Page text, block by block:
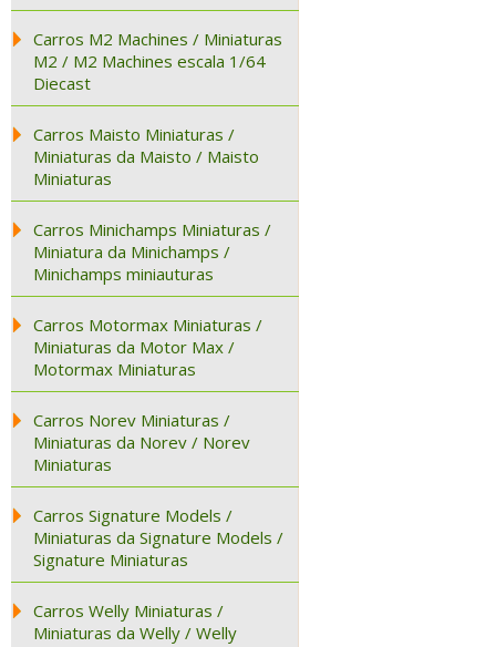
Carros M2 Machines / Miniaturas
M2 / M2 Machines escala 1/64
Diecast
Carros Maisto Miniaturas /
Miniaturas da Maisto / Maisto
Miniaturas
Carros Minichamps Miniaturas /
Miniatura da Minichamps /
Minichamps miniauturas
Carros Motormax Miniaturas /
Miniaturas da Motor Max /
Motormax Miniaturas
Carros Norev Miniaturas /
Miniaturas da Norev / Norev
Miniaturas
Carros Signature Models /
Miniaturas da Signature Models /
Signature Miniaturas
Carros Welly Miniaturas /
Miniaturas da Welly / Welly